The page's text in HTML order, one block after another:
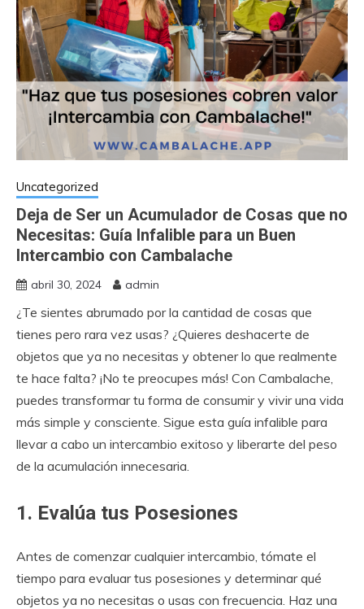
Uncategorized
Deja de Ser un Acumulador de Cosas que no
Necesitas: Guía Infalible para un Buen
Intercambio con Cambalache
abril 30, 2024 admin
¿Te sientes abrumado por la cantidad de cosas que
tienes pero rara vez usas? ¿Quieres deshacerte de
objetos que ya no necesitas y obtener lo que realmente
te hace falta? ¡No te preocupes más! Con Cambalache,
puedes transformar tu forma de consumir y vivir una vida
más simple y consciente. Sigue esta guía infalible para
llevar a cabo un intercambio exitoso y liberarte del peso
de la acumulación innecesaria.
1. Evalúa tus Posesiones
Antes de comenzar cualquier intercambio, tómate el
tiempo para evaluar tus posesiones y determinar qué
objetos ya no necesitas o usas con frecuencia. Haz una